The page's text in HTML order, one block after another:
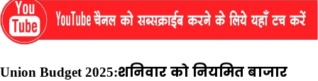
Union Budget 2025:शनिवार को नियमित बाजार